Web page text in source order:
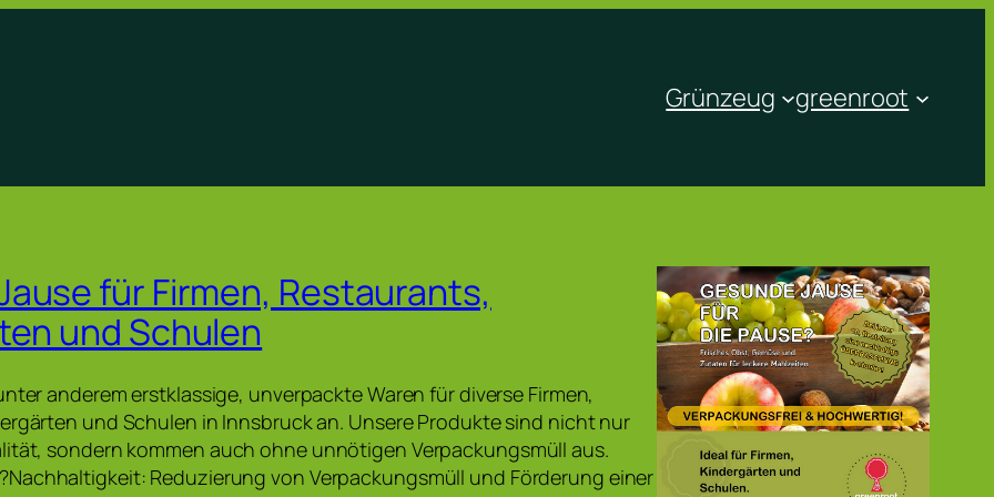
Grünzeug greenroot
für Firmen, Restaurants,
und Schulen
anderem erstklassige, unverpackte Waren für diverse Firmen,
und Schulen in Innsbruck an. Unsere Produkte sind nicht nur
sondern kommen auch ohne unnötigen Verpackungsmüll aus.
Reduzierung von Verpackungsmüll und Förderung einer